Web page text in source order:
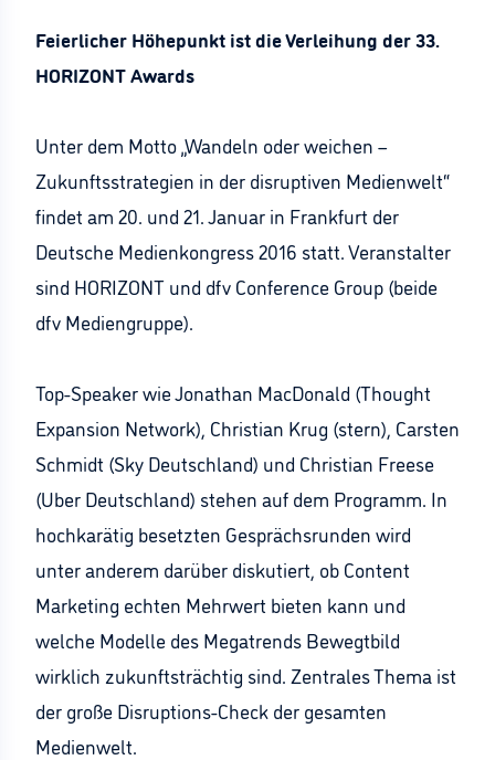
Feierlicher Höhepunkt ist die Verleihung der 33.
HORIZONT Awards
Unter dem Motto „Wandeln oder weichen –
Zukunftsstrategien in der disruptiven Medienwelt“
findet am 20. und 21. Januar in Frankfurt der
Deutsche Medienkongress 2016 statt. Veranstalter
sind HORIZONT und dfv Conference Group (beide
dfv Mediengruppe).
Top-Speaker wie Jonathan MacDonald (Thought
Expansion Network), Christian Krug (stern), Carsten
Schmidt (Sky Deutschland) und Christian Freese
(Uber Deutschland) stehen auf dem Programm. In
hochkarätig besetzten Gesprächsrunden wird
unter anderem darüber diskutiert, ob Content
Marketing echten Mehrwert bieten kann und
welche Modelle des Megatrends Bewegtbild
wirklich zukunftsträchtig sind. Zentrales Thema ist
der große Disruptions-Check der gesamten
Medienwelt.